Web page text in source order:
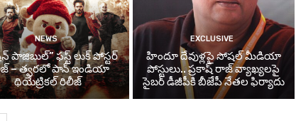
NEWS
పాజిబుల్” ఫస్ట్ లుక్ పోస్టర్
– త్వరలో పాన్ ఇండియా
థియేట్రికల్ రిలీజ్
EXCLUSIVE
హిందూ దేవుళ్లపై సోషల్ మీడియా
పోస్టులు.. ప్రకాష్ రాజ్ వ్యాఖ్యలపై
సైబర్ డీజీపీకి బీజేపీ నేతల ఫిర్యాదు